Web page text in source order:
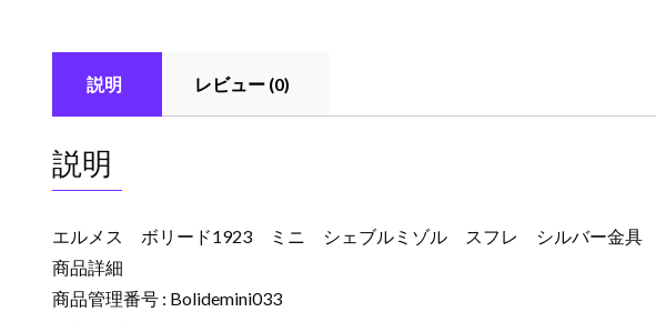
説明 レビュー (0)
説明
エルメス ボリード1923 ミニ シェブルミゾル スフレ シルバー金具
商品詳細
商品管理番号 : Bolidemini033